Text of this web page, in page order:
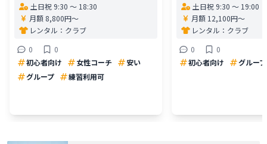
土日祝 9:30 〜 18:30
月額 8,800円〜
レンタル： クラブ
0
0
初心者向け
女性コーチ
安い
グループ
練習利用可
土日祝 9:30 〜 19:00
月額 12,100円〜
レンタル： クラブ
0
0
初心者向け
グループ